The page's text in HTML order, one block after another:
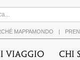
MAPPAMONDO |
viaggio Chi